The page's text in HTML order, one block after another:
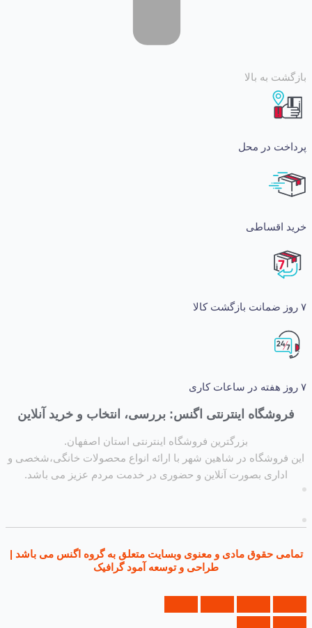
به بالا
در محل
اینترنتی اگنس: بررسی، انتخاب و خرید آنلاین
بزرگترین فروشگاه اینترنتی استان اصفهان.
در شاهین شهر با ارائه انواع محصولات خانگی،شخصی و
بصورت آنلاین و حضوری در خدمت مردم عزیز می باشد.
حقوق مادی و معنوی وبسایت متعلق به گروه اگنس می باشد |
طراحی و توسعه آمود گرافیک